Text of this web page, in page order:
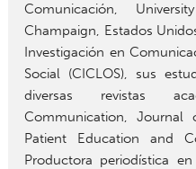
Comunicación,
Champaign, Estados
Investigación en
Social (CICLOS), sus
diversas revistas
Communication,
Patient Education and
Productora periodística